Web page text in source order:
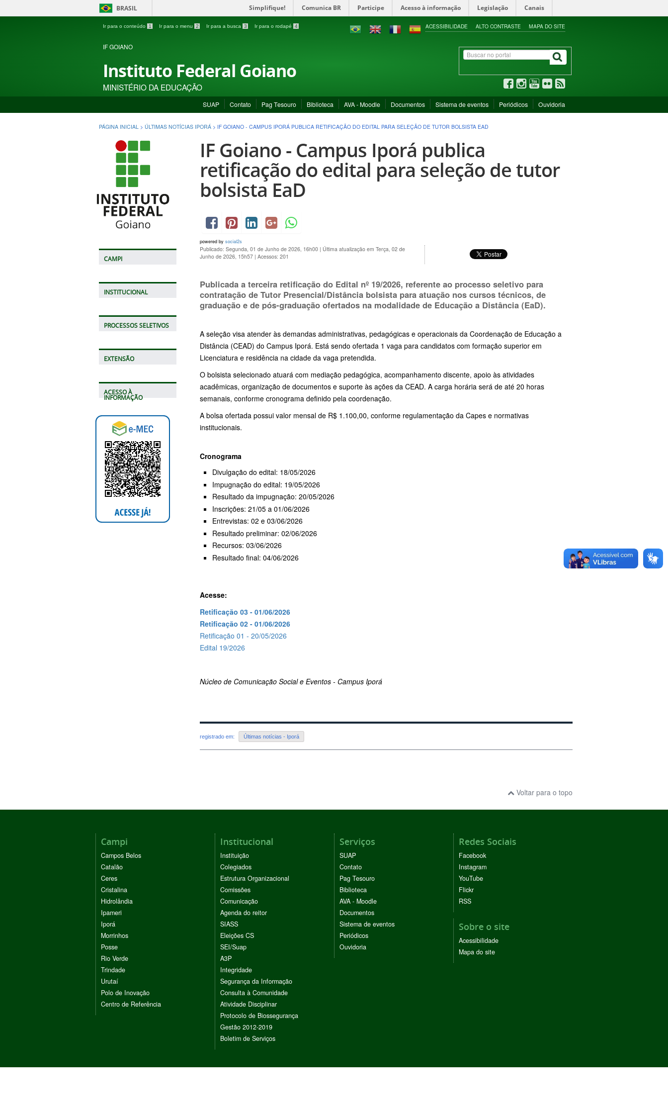
BRASIL Simplifique! Comunica BR Participe Acesso à informação Legislação Canais
Ir para o conteúdo 1 Ir para o menu 2 Ir para a busca 3 Ir para o rodapé 4 ACESSIBILIDADE ALTO CONTRASTE MAPA DO SITE
IF GOIANO
Instituto Federal Goiano
MINISTÉRIO DA EDUCAÇÃO
SUAP Contato Pag Tesouro Biblioteca AVA - Moodle Documentos Sistema de eventos Periódicos Ouvidoria
PÁGINA INICIAL > ÚLTIMAS NOTÍCIAS IPORÁ > IF GOIANO - CAMPUS IPORÁ PUBLICA RETIFICAÇÃO DO EDITAL PARA SELEÇÃO DE TUTOR BOLSISTA EAD
CAMPI
INSTITUCIONAL
PROCESSOS SELETIVOS
EXTENSÃO
ACESSO À
INFORMAÇÃO
IF Goiano - Campus Iporá publica
retificação do edital para seleção de tutor
bolsista EaD
powered by social2s
Publicado: Segunda, 01 de Junho de 2026, 16h00 | Última atualização em Terça, 02 de
Junho de 2026, 15h57 | Acessos: 201
Publicada a terceira retificação do Edital nº 19/2026, referente ao processo seletivo para
contratação de Tutor Presencial/Distância bolsista para atuação nos cursos técnicos, de
graduação e de pós-graduação ofertados na modalidade de Educação a Distância (EaD).
A seleção visa atender às demandas administrativas, pedagógicas e operacionais da Coordenação de Educação a
Distância (CEAD) do Campus Iporá. Está sendo ofertada 1 vaga para candidatos com formação superior em
Licenciatura e residência na cidade da vaga pretendida.
O bolsista selecionado atuará com mediação pedagógica, acompanhamento discente, apoio às atividades
acadêmicas, organização de documentos e suporte às ações da CEAD. A carga horária será de até 20 horas
semanais, conforme cronograma definido pela coordenação.
A bolsa ofertada possui valor mensal de R$ 1.100,00, conforme regulamentação da Capes e normativas
institucionais.
Cronograma
Divulgação do edital: 18/05/2026
Impugnação do edital: 19/05/2026
Resultado da impugnação: 20/05/2026
Inscrições: 21/05 a 01/06/2026
Entrevistas: 02 e 03/06/2026
Resultado preliminar: 02/06/2026
Recursos: 03/06/2026
Resultado final: 04/06/2026
Acesse:
Retificação 03 - 01/06/2026
Retificação 02 - 01/06/2026
Retificação 01 - 20/05/2026
Edital 19/2026
Núcleo de Comunicação Social e Eventos - Campus Iporá
registrado em: Últimas notícias - Iporá
Voltar para o topo
Campi
Campos Belos
Catalão
Ceres
Cristalina
Hidrolândia
Ipameri
Iporá
Morrinhos
Posse
Rio Verde
Trindade
Urutaí
Polo de Inovação
Centro de Referência
Institucional
Instituição
Colegiados
Estrutura Organizacional
Comissões
Comunicação
Agenda do reitor
SIASS
Eleições CS
SEI/Suap
A3P
Integridade
Segurança da Informação
Consulta à Comunidade
Atividade Disciplinar
Protocolo de Biossegurança
Gestão 2012-2019
Boletim de Serviços
Serviços
SUAP
Contato
Pag Tesouro
Biblioteca
AVA - Moodle
Documentos
Sistema de eventos
Periódicos
Ouvidoria
Redes Sociais
Facebook
Instagram
YouTube
Flickr
RSS
Sobre o site
Acessibilidade
Mapa do site